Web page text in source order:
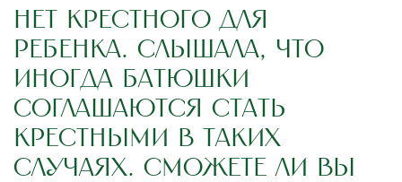
НЕТ КРЕСТНОГО ДЛЯ
РЕБЕНКА. СЛЫШАЛА, ЧТО
ИНОГДА БАТЮШКИ
СОГЛАШАЮТСЯ СТАТЬ
КРЕСТНЫМИ В ТАКИХ
СЛУЧАЯХ. СМОЖЕТЕ ЛИ ВЫ